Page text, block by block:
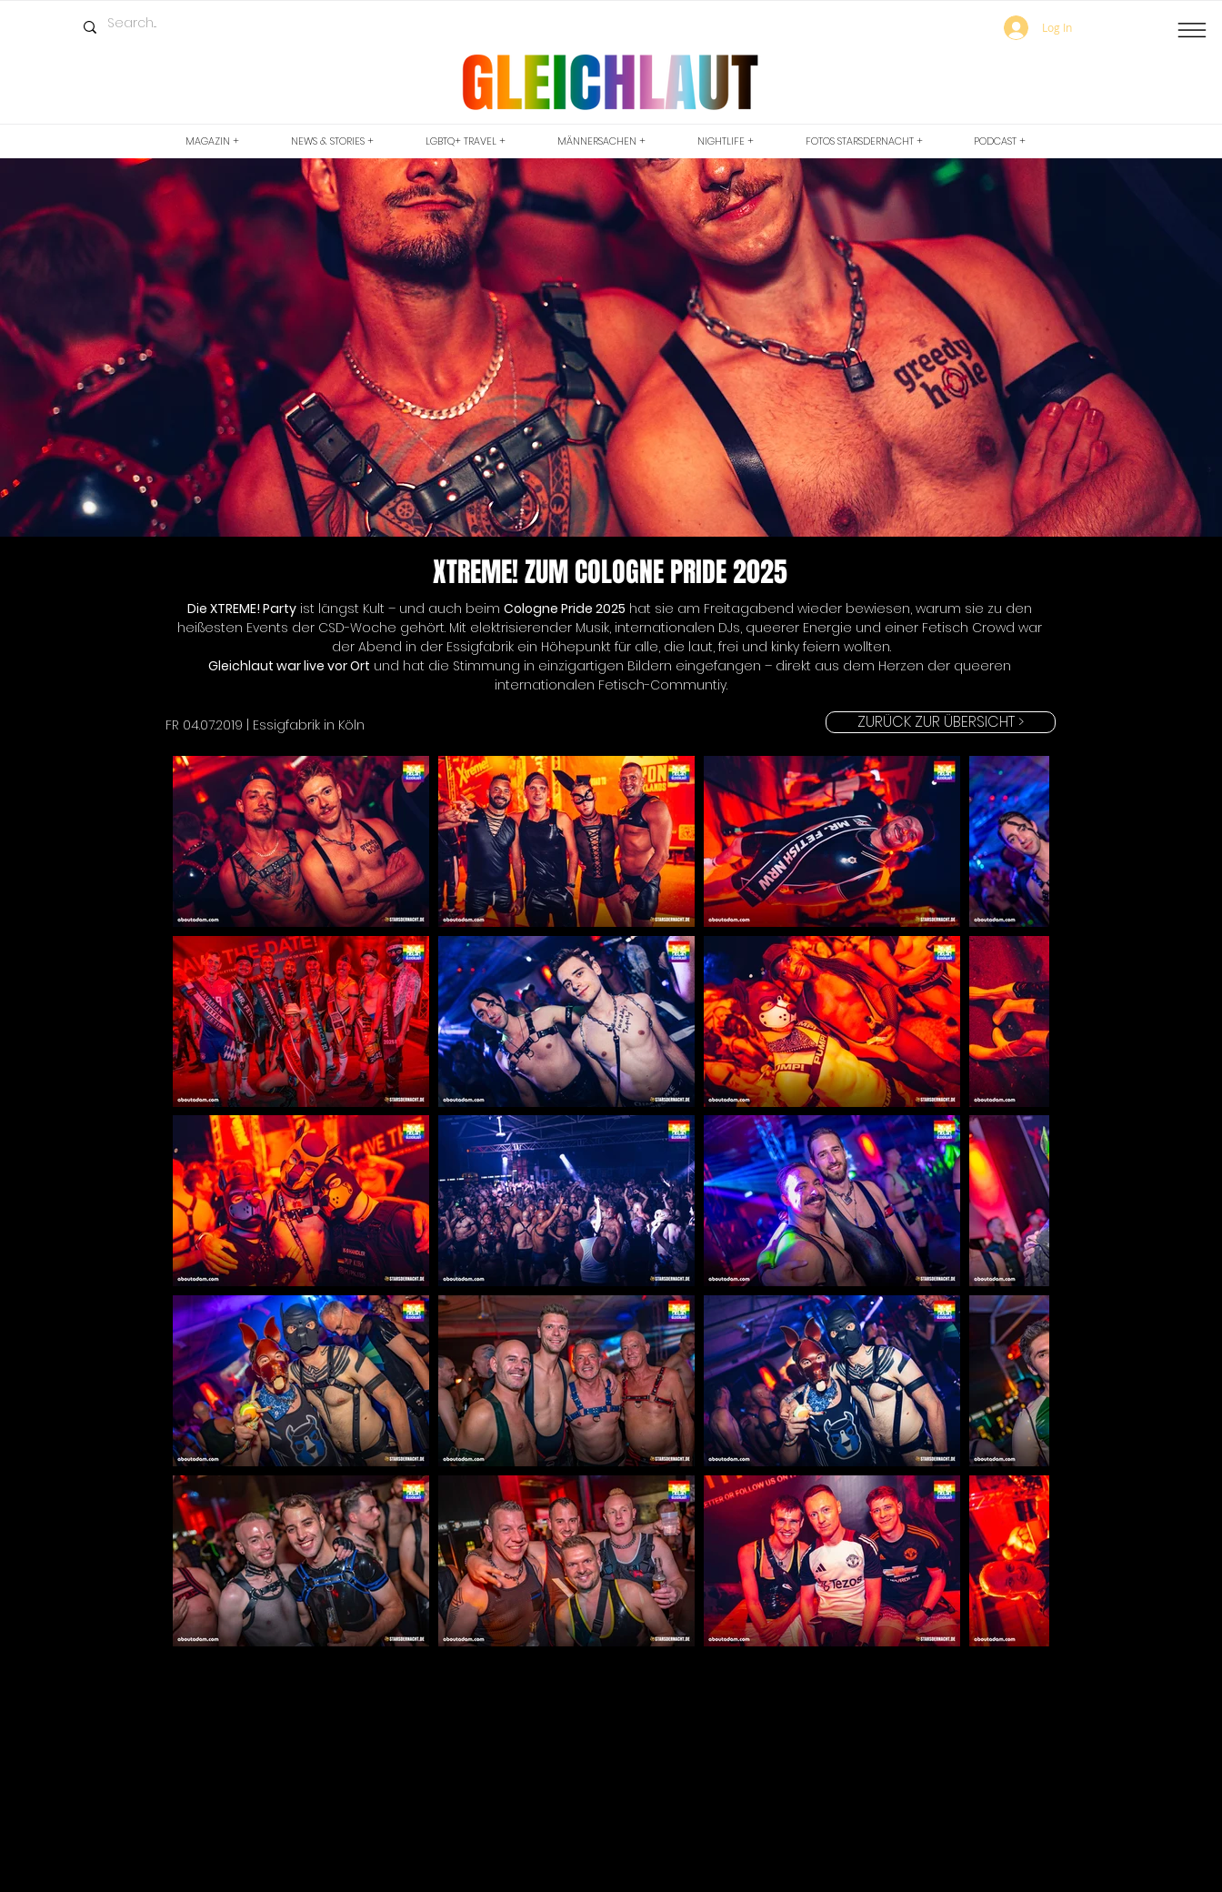
Log In
MAGAZIN + NEWS & STORIES + LGBTQ+ TRAVEL + MÄNNERSACHEN + NIGHTLIFE + FOTOS STARSDERNACHT + PODCAST +
XTREME! ZUM COLOGNE PRIDE 2025
Die XTREME! Party ist längst Kult – und auch beim Cologne Pride 2025 hat sie am Freitagabend wieder bewiesen, warum sie zu den
heißesten Events der CSD-Woche gehört. Mit elektrisierender Musik, internationalen DJs, queerer Energie und einer Fetisch Crowd war
der Abend in der Essigfabrik ein Höhepunkt für alle, die laut, frei und kinky feiern wollten.
Gleichlaut war live vor Ort und hat die Stimmung in einzigartigen Bildern eingefangen – direkt aus dem Herzen der queeren
internationalen Fetisch-Communtiy.
FR 04.07.2019 | Essigfabrik in Köln ZURÜCK ZUR ÜBERSICHT >